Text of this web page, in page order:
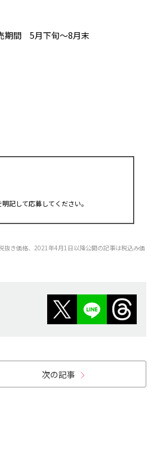
間 5月下旬～8月末
記して応募してください。
き価格、2021年4月1日以降公開の記事は税込み価
次の記事